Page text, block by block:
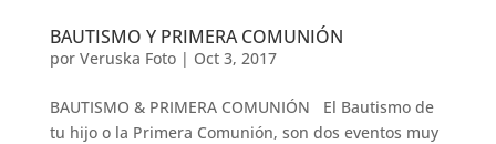
BAUTISMO Y PRIMERA COMUNIÓN
por Veruska Foto| Oct 3, 2017
BAUTISMO & PRIMERA COMUNIÓN El Bautismo de
tu hijo o la Primera Comunión, son dos eventos muy